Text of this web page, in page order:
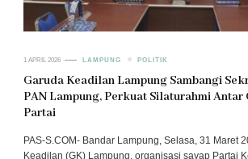
1 APRIL 2026 LAMPUNG POLITIK
Garuda Keadilan Lampung Sambangi
PAN Lampung, Perkuat Silaturahmi Antar
Partai
PAS-S.COM- Bandar Lampung, Selasa, 31 Maret
Keadilan (GK) Lampung, organisasi sayap Partai